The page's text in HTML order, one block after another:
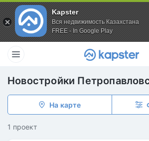
Kapster
Вся недвижимость Казахстана
FREE - In Google Play
Новостройки
На карте
1 проект